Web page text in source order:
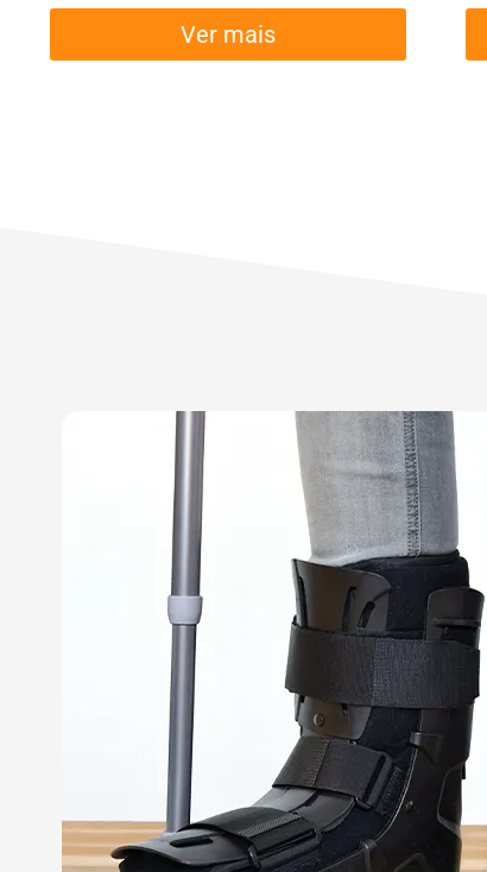
Ver mais